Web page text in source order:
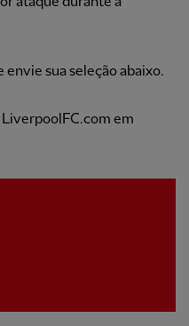
envie sua seleção abaixo.
em